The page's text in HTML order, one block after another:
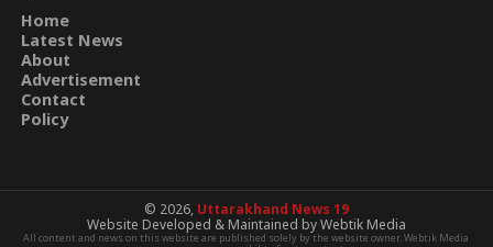
Home
Latest News
About
Advertisement
Contact
Policy
© 2026, Uttarakhand News 19
Website Developed & Maintained by Webtik Media
All content and news on this website are published solely by the website owner. Webtik Media